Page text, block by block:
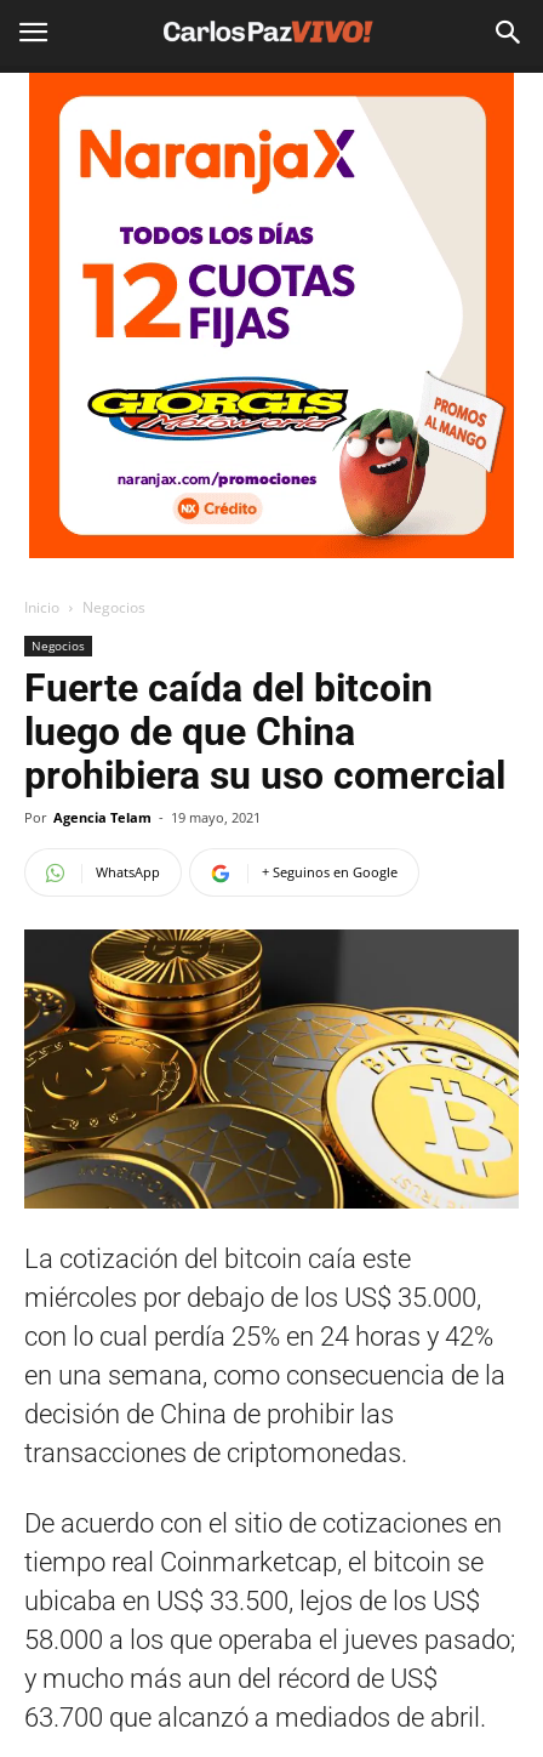
Inicio Negocios
Negocios
Fuerte caída del bitcoin
luego de que China
prohibiera su uso comercial
Por Agencia Telam - 19 mayo, 2021
WhatsApp + Seguinos en Google
La cotización del bitcoin caía este
miércoles por debajo de los US$ 35.000,
con lo cual perdía 25% en 24 horas y 42%
en una semana, como consecuencia de la
decisión de China de prohibir las
transacciones de criptomonedas.
De acuerdo con el sitio de cotizaciones en
tiempo real Coinmarketcap, el bitcoin se
ubicaba en US$ 33.500, lejos de los US$
58.000 a los que operaba el jueves pasado;
y mucho más aun del récord de US$
63.700 que alcanzó a mediados de abril.